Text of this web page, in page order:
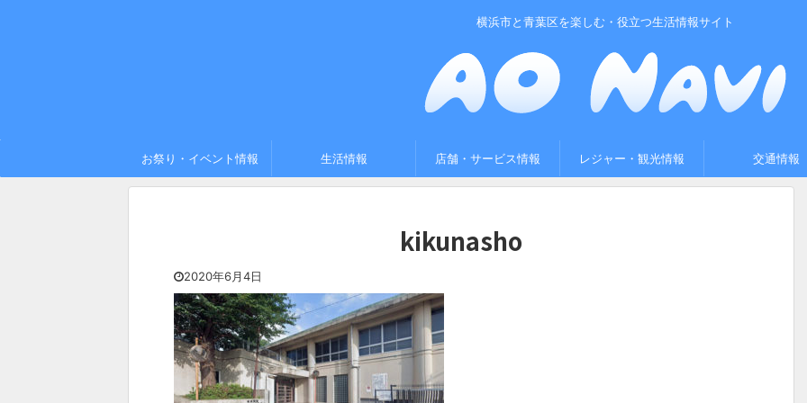
横浜市と青葉区を楽しむ・役立つ生活情報サイト
お祭り・イベント情報 生活情報 店舗・サービス情報 レジャー・観光情報 交通情報
kikunasho
2020年6月4日